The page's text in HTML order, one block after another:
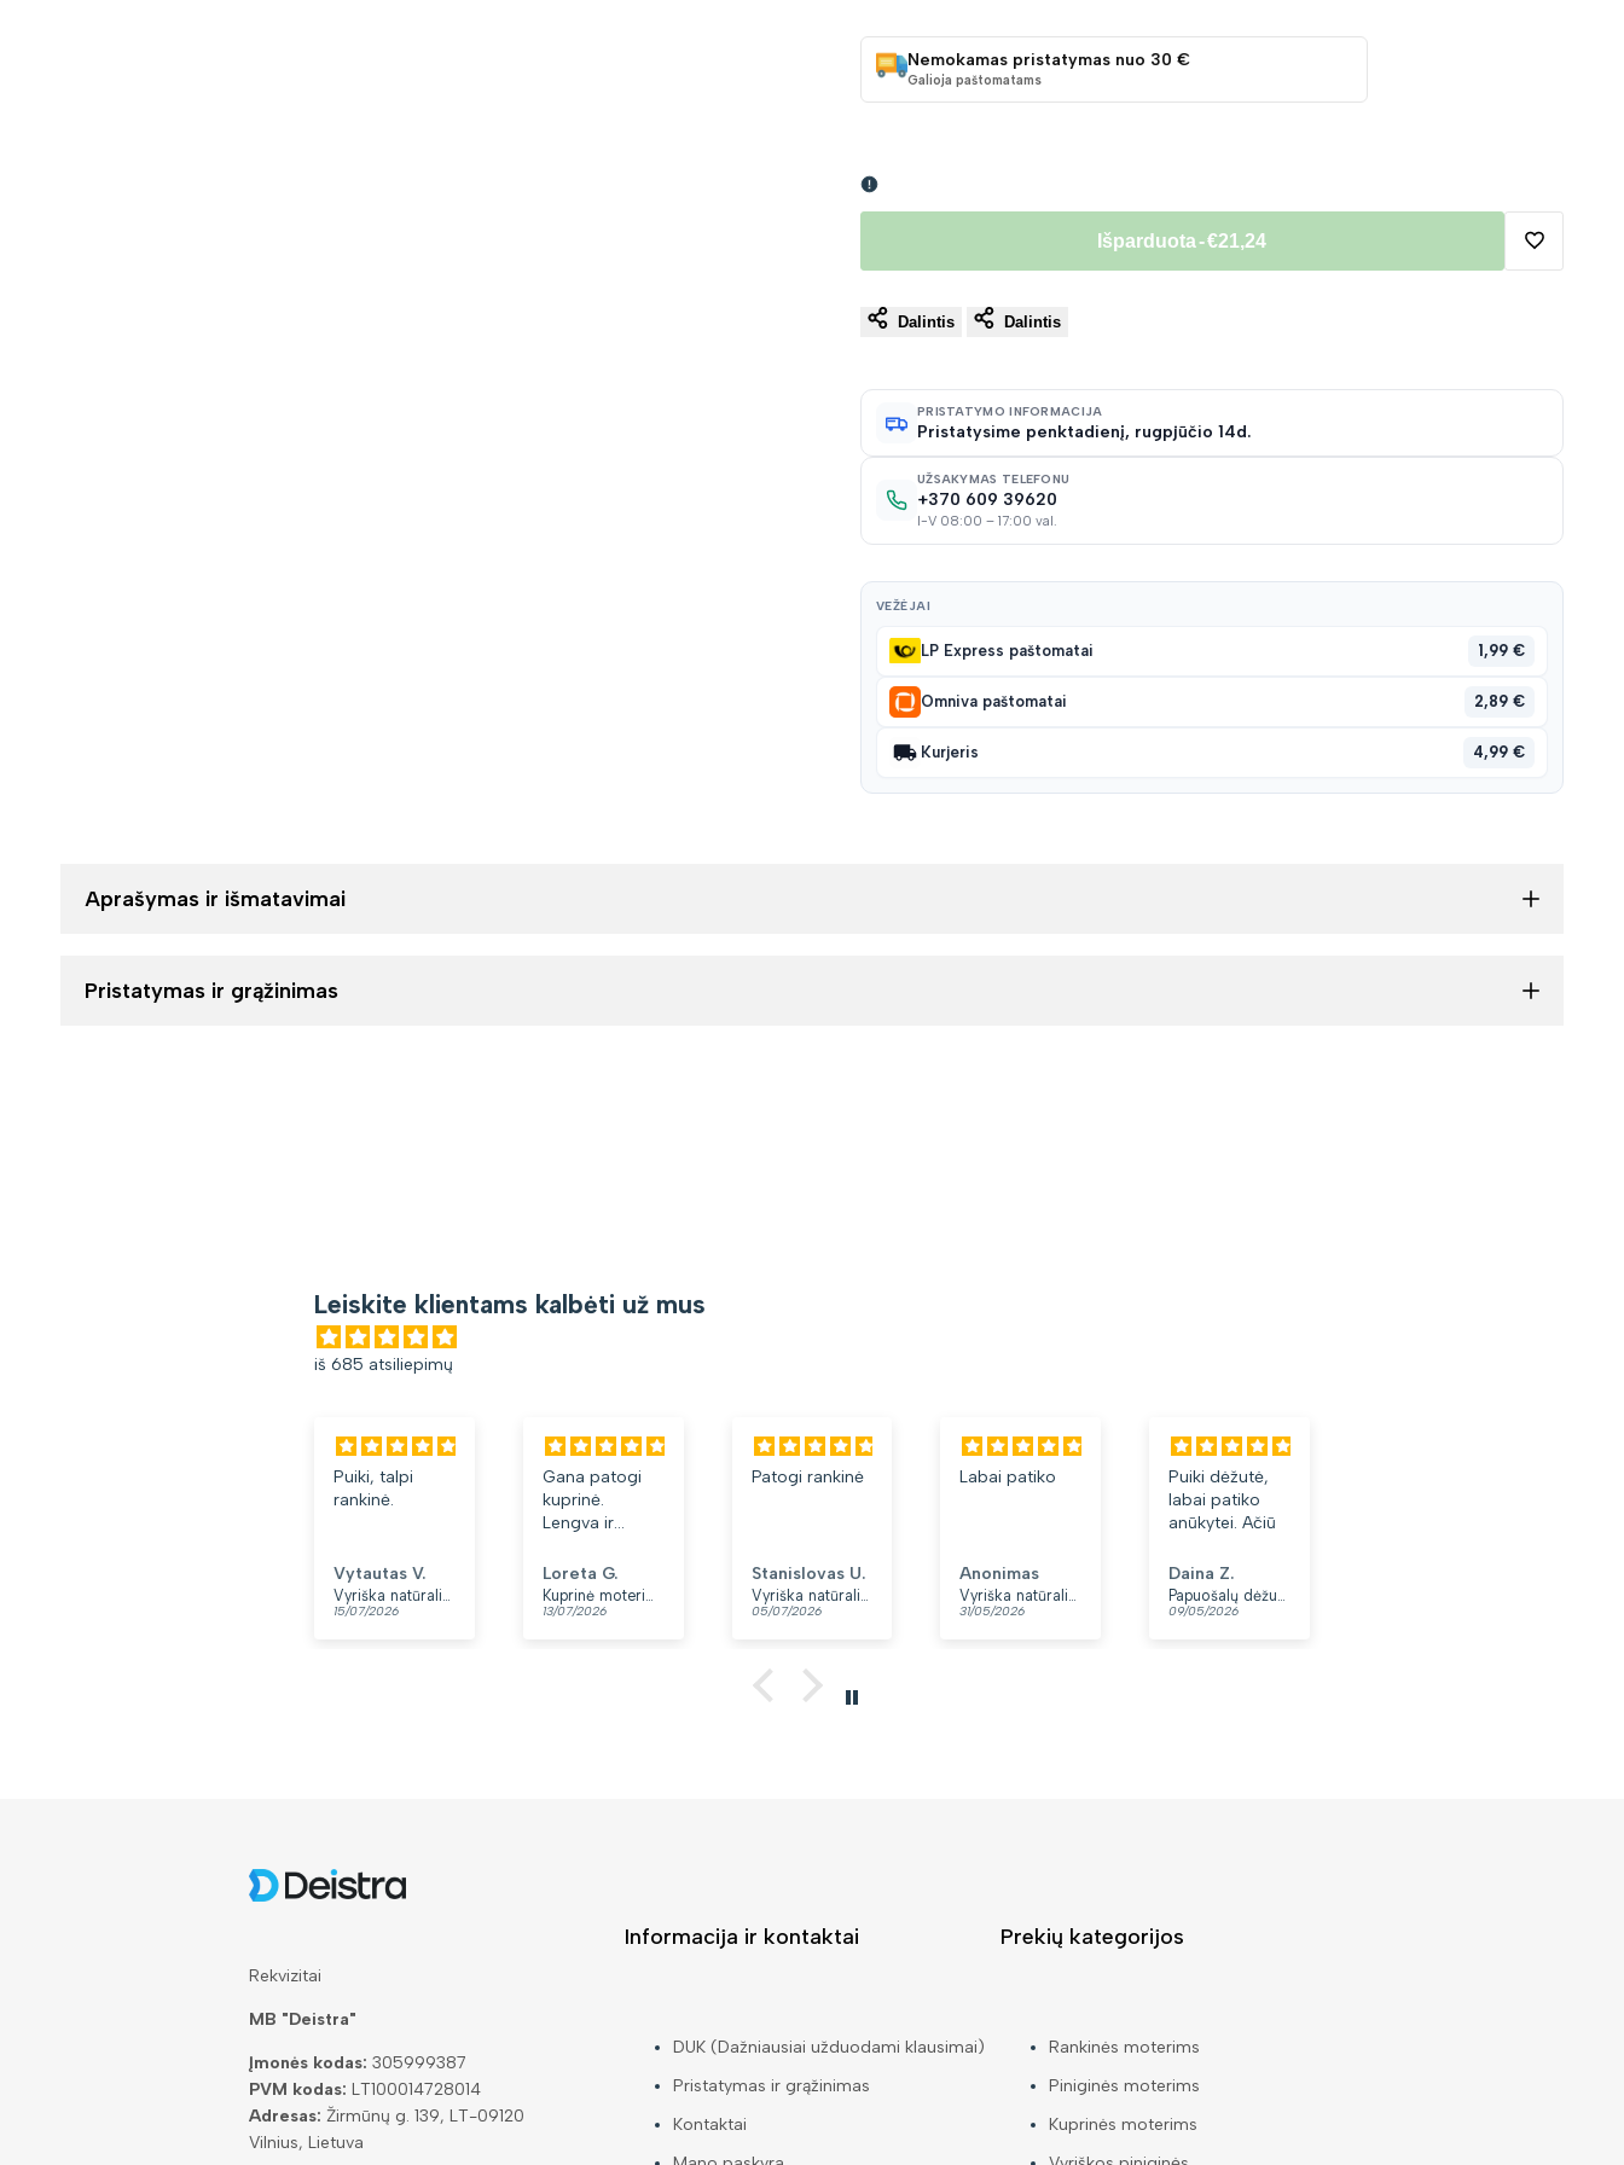
Nemokamas pristatymas nuo 30 €
Galioja paštomatams
Išparduota-€21,24
Pridėti
norų
sąrašą
Dalintis Dalintis
PRISTATYMO INFORMACIJA
Pristatysime penktadienį, rugpjūčio 14d.
UŽSAKYMAS TELEFONU
+370 609 39620
I-V 08:00 – 17:00 val.
VEŽĖJAI
LP Express paštomatai 1,99 €
Omniva paštomatai 2,89 €
Kurjeris 4,99 €
Aprašymas ir išmatavimai
Pristatymas ir grąžinimas
Leiskite klientams kalbėti už mus
iš 685 atsiliepimų
Puiki, talpi
rankinė.
Vytautas V.
15/07/2026
Gana patogi
kuprinė.
Lengva ir
Patinka, kad
yra du skyriai.
👍
Loreta G.
13/07/2026
Patogi rankinė
Stanislovas U.
05/07/2026
Labai patiko
Anonimas
31/05/2026
Puiki dėžutė,
labai patiko
anūkytei. Ačiū
Daina Z.
09/05/2026
Rekvizitai
MB "Deistra"
Įmonės kodas: 305999387
PVM kodas: LT100014728014
Adresas: Žirmūnų g. 139, LT-09120
Vilnius, Lietuva
Informacija ir kontaktai
DUK (Dažniausiai užduodami klausimai)
Pristatymas ir grąžinimas
Kontaktai
Prekių kategorijos
Rankinės moterims
Piniginės moterims
Kuprinės moterims